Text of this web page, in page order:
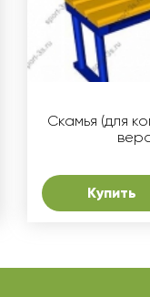
Скамья (для
Купить